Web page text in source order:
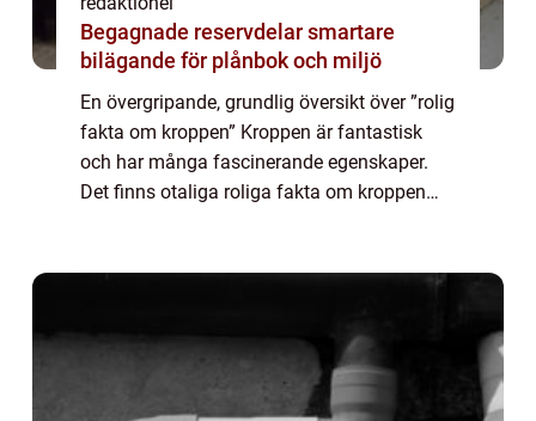
Begagnade reservdelar smartare
bilägande för plånbok och miljö
En övergripande, grundlig översikt över ”rolig
fakta om kroppen” Kroppen är fantastisk
och har många fascinerande egenskaper.
Det finns otaliga roliga fakta om kroppen